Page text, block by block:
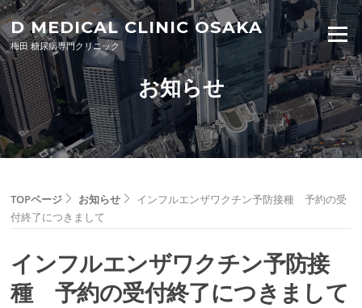
Skip to content
D MEDICAL CLINIC OSAKA
梅田 糖尿病専門クリニック
Menu
お知らせ
TOPページ お知らせ
インフルエンザワクチン予防接種 予約の受
付終了につきまして
インフルエンザワクチン予防接
種 予約の受付終了につきまして